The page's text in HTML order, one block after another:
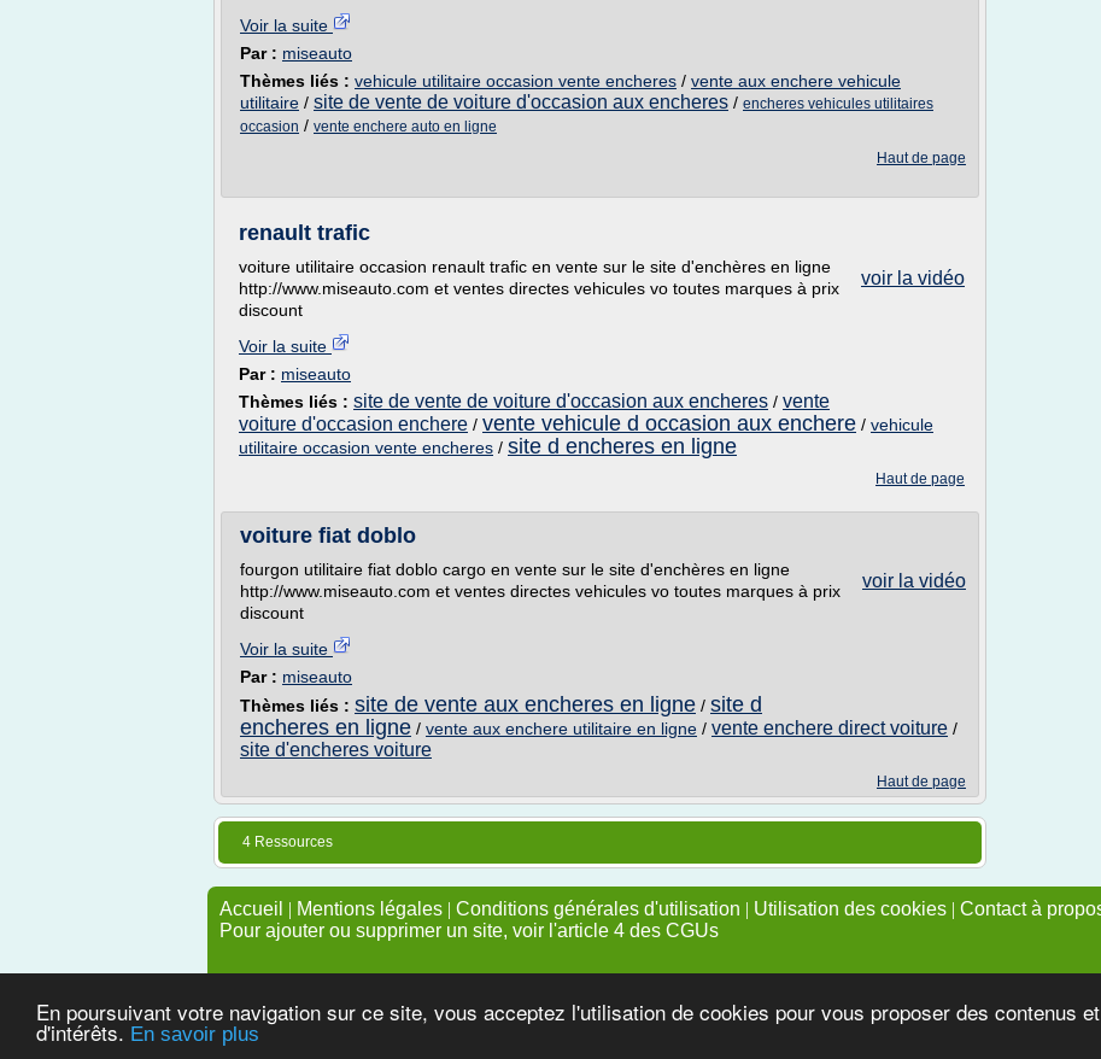
En poursuivant votre navigation sur ce site, vous acceptez l'utilisation de cookies pour vous proposer des contenus
d'intérêts. En savoir plus
Voir la suite
Par : miseauto
Thèmes liés : vehicule utilitaire occasion vente encheres / vente aux enchere vehicule
utilitaire / site de vente de voiture d'occasion aux encheres / encheres vehicules utilitaires
occasion / vente enchere auto en ligne
Haut de page
renault trafic
voir la vidéo
voiture utilitaire occasion renault trafic en vente sur le site d'enchères en ligne
http://www.miseauto.com et ventes directes vehicules vo toutes marques à prix
discount
Voir la suite
Par : miseauto
Thèmes liés : site de vente de voiture d'occasion aux encheres / vente
voiture d'occasion enchere / vente vehicule d occasion aux enchere / vehicule
utilitaire occasion vente encheres / site d encheres en ligne
Haut de page
voiture fiat doblo
voir la vidéo
fourgon utilitaire fiat doblo cargo en vente sur le site d'enchères en ligne
http://www.miseauto.com et ventes directes vehicules vo toutes marques à prix
discount
Voir la suite
Par : miseauto
Thèmes liés : site de vente aux encheres en ligne / site d
encheres en ligne / vente aux enchere utilitaire en ligne / vente enchere direct voiture /
site d'encheres voiture
Haut de page
4 Ressources
Accueil | Mentions légales | Conditions générales d'utilisation | Utilisation des cookies | Contact à
Pour ajouter ou supprimer un site, voir l'article 4 des CGUs